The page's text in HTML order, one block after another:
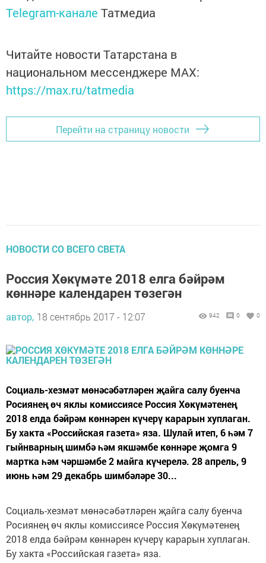
Telegram-канале Татмедиа
Читайте новости Татарстана в
национальном мессенджере MАХ:
https://max.ru/tatmedia
Перейти на страницу новости
НОВОСТИ СО ВСЕГО СВЕТА
Россия Хөкүмәте 2018 елга бәйрәм
көннәре календарен төзегән
автор, 18 сентябрь 2017 - 12:07 942 0 0
Социаль-хезмәт мөнәсәбәтләрен җайга салу буенча
Росиянең өч яклы комиссиясе Россия Хөкүмәтенең
2018 елда бәйрәм көннәрен күчерү карарын хуплаган.
Бу хакта «Российская газета» яза. Шулай итеп, 6 һәм 7
гыйнварның шимбә һәм якшәмбе көннәре җомга 9
мартка һәм чәршәмбе 2 майга күчерелә. 28 апрель, 9
июнь һәм 29 декабрь шимбәләре 30...
Социаль-хезмәт мөнәсәбәтләрен җайга салу буенча
Росиянең өч яклы комиссиясе Россия Хөкүмәтенең
2018 елда бәйрәм көннәрен күчерү карарын хуплаган.
Бу хакта «Российская газета» яза.